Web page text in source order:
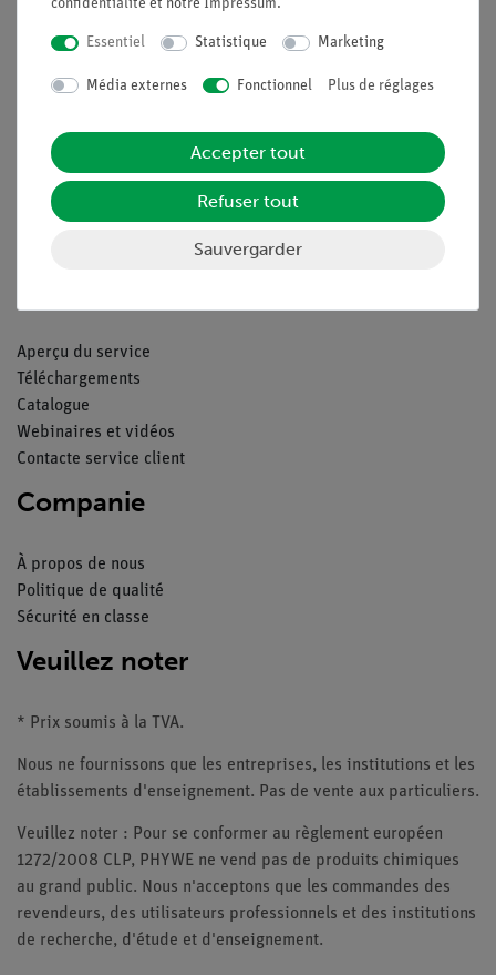
Contact
Conditions générales de vente
Déclaration de confidentialité
Aperçu du service
Téléchargements
Catalogue
Webinaires et vidéos
Contacte service client
Companie
À propos de nous
Politique de qualité
Sécurité en classe
Veuillez noter
* Prix soumis à la TVA.
Nous ne fournissons que les entreprises, les institutions et les
établissements d'enseignement. Pas de vente aux particuliers.
Veuillez noter : Pour se conformer au règlement européen
1272/2008 CLP, PHYWE ne vend pas de produits chimiques
au grand public. Nous n'acceptons que les commandes des
revendeurs, des utilisateurs professionnels et des institutions
de recherche, d'étude et d'enseignement.
confidentialité et notre Impressum.
Essentiel Statistique Marketing
Média externes Fonctionnel Plus de réglages
Accepter tout
Refuser tout
Sauvergarder